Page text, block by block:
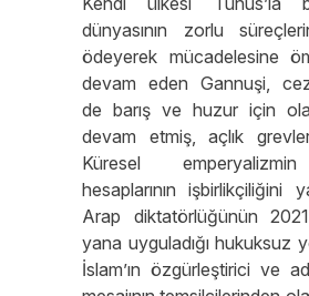
dünyasının zorlu
ödeyerek mücadelesine
devam eden Gannuşi,
de barış ve huzur için
devam etmiş, açlık
Küresel
hesaplarının işbirlikçiliğini
Arap diktatörlüğünün
yana uyguladığı hukuksuz
İslam’ın özgürleştirici ve